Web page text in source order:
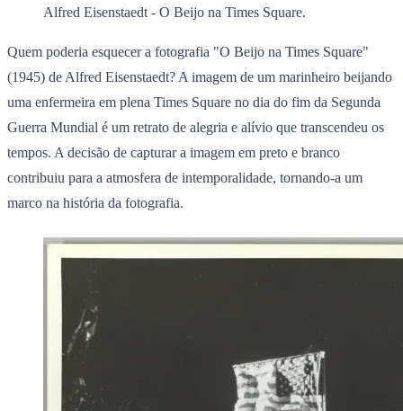
Alfred Eisenstaedt - O Beijo na Times Square.
Quem poderia esquecer a fotografia "O Beijo na Times Square"
(1945) de Alfred Eisenstaedt? A imagem de um marinheiro beijando
uma enfermeira em plena Times Square no dia do fim da Segunda
Guerra Mundial é um retrato de alegria e alívio que transcendeu os
tempos. A decisão de capturar a imagem em preto e branco
contribuiu para a atmosfera de intemporalidade, tornando-a um
marco na história da fotografia.